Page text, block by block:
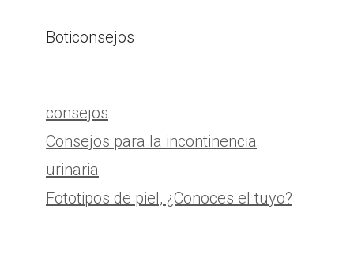
Boticonsejos
Categorías
consejos
Consejos para la incontinencia
urinaria
Fototipos de piel, ¿Conoces el tuyo?